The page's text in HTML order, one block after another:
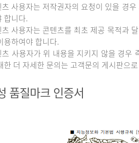
츠 사용자는 저작권자의 요청이 있을 경
합니다.
츠 사용자는 콘텐츠를 최초 제공 목적과
용하여야 합니다.
츠 사용자가 위 내용을 지키지 않을 경우
한 더 자세한 문의는 고객문의 게시판으
품질마크 인증서